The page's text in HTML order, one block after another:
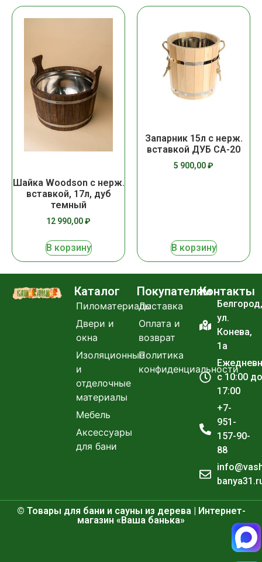
Шайка Woodson с нерж.
вставкой, 17л, дуб
темный
12 990,00₽
В корзину
Запарник 15л с нерж.
вставкой ДУБ СА-20
5 900,00₽
В корзину
Каталог
Пиломатериалы
Двери и
окна
Изоляционные
и
отделочные
материалы
Мебель
Аксессуары
для бани
Покупателям
Доставка
Оплата и
возврат
Политика
конфиденциальности
Контакты
Белгород,
ул.
Конева,
1а
с 10:00 до
17:00
+7-
951-
157-90-
88
© Товары для бани и сауны из дерева | Интернет-
магазин «Ваша банька»